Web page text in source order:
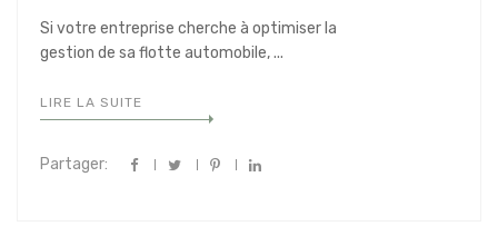
Si votre entreprise cherche à optimiser la
gestion de sa flotte automobile, ...
LIRE LA SUITE
Partager: